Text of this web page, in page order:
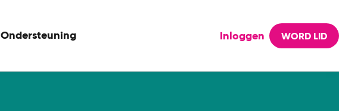
Ondersteuning Inloggen WORD LID